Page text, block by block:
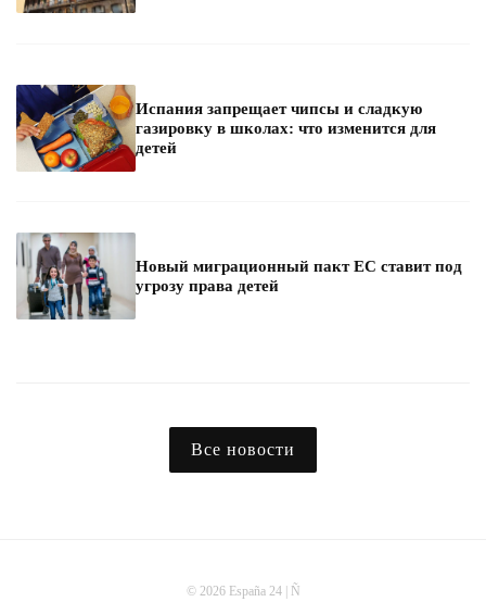
Испания запрещает чипсы и сладкую
газировку в школах: что изменится для
детей
Новый миграционный пакт ЕС ставит под
угрозу права детей
Все новости
© 2026 España 24 | Ñ